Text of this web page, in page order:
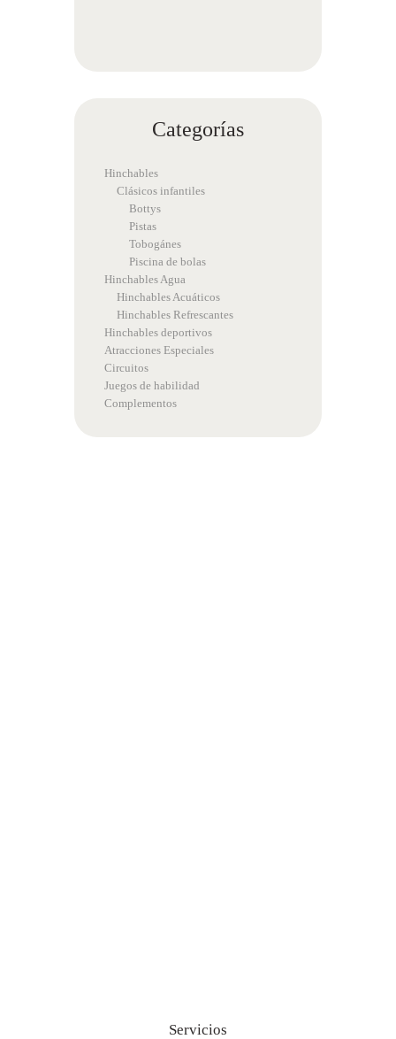
Categorías
Hinchables
Clásicos infantiles
Bottys
Pistas
Tobogánes
Piscina de bolas
Hinchables Agua
Hinchables Acuáticos
Hinchables Refrescantes
Hinchables deportivos
Atracciones Especiales
Circuitos
Juegos de habilidad
Complementos
Servicios